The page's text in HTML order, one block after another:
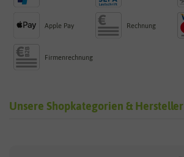
Apple Pay Rechnung
Firmenrechnung
Unsere Shopkategorien & Hersteller